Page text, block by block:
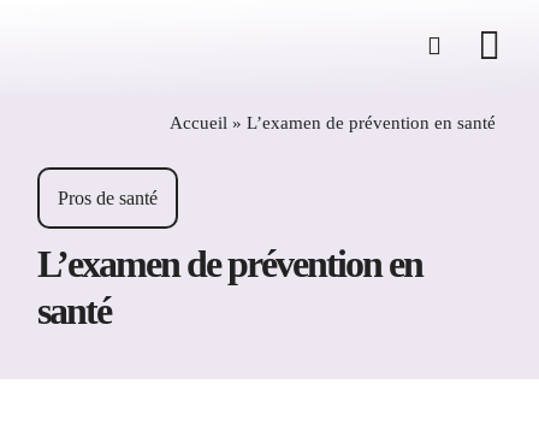
Accueil »L’examen de prévention en santé
Pros de santé
L’examen de prévention en
santé